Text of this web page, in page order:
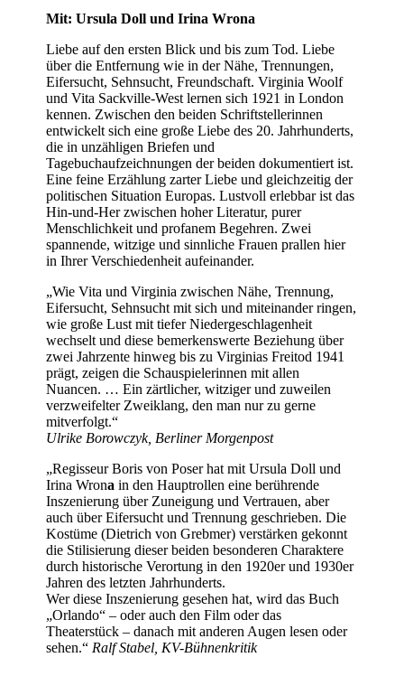
Mit: Ursula Doll und Irina Wrona
Liebe auf den ersten Blick und bis zum Tod. Liebe
über die Entfernung wie in der Nähe, Trennungen,
Eifersucht, Sehnsucht, Freundschaft. Virginia Woolf
und Vita Sackville-West lernen sich 1921 in London
kennen. Zwischen den beiden Schriftstellerinnen
entwickelt sich eine große Liebe des 20. Jahrhunderts,
die in unzähligen Briefen und
Tagebuchaufzeichnungen der beiden dokumentiert ist.
Eine feine Erzählung zarter Liebe und gleichzeitig der
politischen Situation Europas. Lustvoll erlebbar ist das
Hin-und-Her zwischen hoher Literatur, purer
Menschlichkeit und profanem Begehren. Zwei
spannende, witzige und sinnliche Frauen prallen hier
in Ihrer Verschiedenheit aufeinander.
„Wie Vita und Virginia zwischen Nähe, Trennung,
Eifersucht, Sehnsucht mit sich und miteinander ringen,
wie große Lust mit tiefer Niedergeschlagenheit
wechselt und diese bemerkenswerte Beziehung über
zwei Jahrzente hinweg bis zu Virginias Freitod 1941
prägt, zeigen die Schauspielerinnen mit allen
Nuancen. … Ein zärtlicher, witziger und zuweilen
verzweifelter Zweiklang, den man nur zu gerne
mitverfolgt.“
Ulrike Borowczyk, Berliner Morgenpost
„Regisseur Boris von Poser hat mit Ursula Doll und
Irina Wrona in den Hauptrollen eine berührende
Inszenierung über Zuneigung und Vertrauen, aber
auch über Eifersucht und Trennung geschrieben. Die
Kostüme (Dietrich von Grebmer) verstärken gekonnt
die Stilisierung dieser beiden besonderen Charaktere
durch historische Verortung in den 1920er und 1930er
Jahren des letzten Jahrhunderts.
Wer diese Inszenierung gesehen hat, wird das Buch
„Orlando“ – oder auch den Film oder das
Theaterstück – danach mit anderen Augen lesen oder
sehen.“ Ralf Stabel, KV-Bühnenkritik